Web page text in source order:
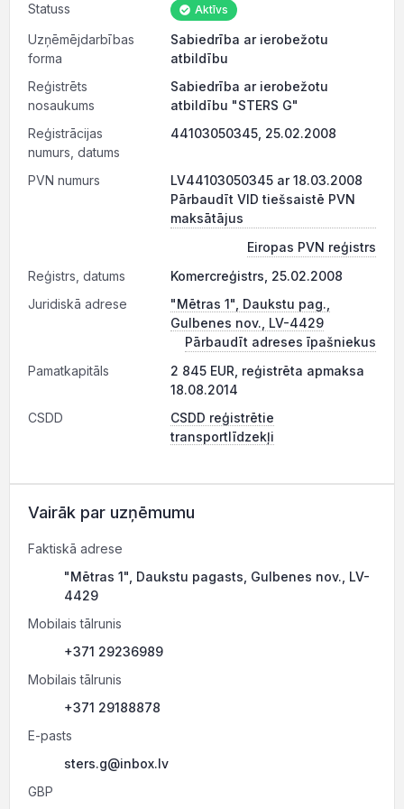
Statuss Aktīvs
Uzņēmējdarbības
forma
Sabiedrība ar ierobežotu
atbildību
Reģistrēts
nosaukums
Sabiedrība ar ierobežotu
atbildību "STERS G"
Reģistrācijas
numurs, datums
44103050345, 25.02.2008
PVN numurs
LV44103050345 ar 18.03.2008
Pārbaudīt VID tiešsaistē PVN
maksātājus
Eiropas PVN reģistrs
Reģistrs, datums
Komercreģistrs, 25.02.2008
Juridiskā adrese
"Mētras 1", Daukstu pag.,
Gulbenes nov., LV-4429
Pārbaudīt adreses īpašniekus
Pamatkapitāls
2 845 EUR, reģistrēta apmaksa
18.08.2014
CSDD
CSDD reģistrētie
transportlīdzekļi
Vairāk par uzņēmumu
Faktiskā adrese
"Mētras 1", Daukstu pagasts, Gulbenes nov., LV-
4429
Mobilais tālrunis
+371 29236989
Mobilais tālrunis
+371 29188878
E-pasts
sters.g@inbox.lv
GBP